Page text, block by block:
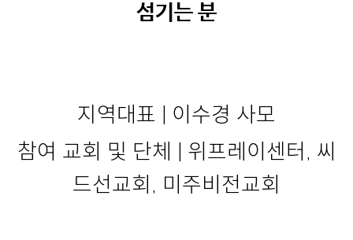
섬기는 분
지역대표 | 이수경 사모
참여 교회 및 단체 | 위프레이센터, 씨
드선교회, 미주비전교회